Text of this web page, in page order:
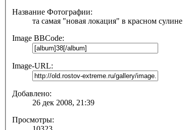
Название Фотографии:
та самая "новая локация" в красном сулине
Image BBCode:
Image-URL:
Добавлено:
26 дек 2008, 21:39
Просмотры: